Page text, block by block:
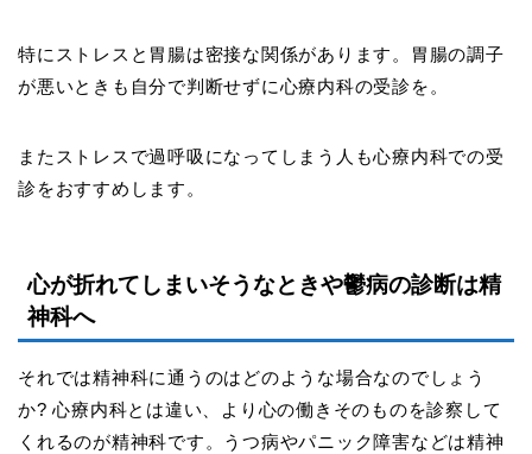
特にストレスと胃腸は密接な関係があります。胃腸の調子
が悪いときも自分で判断せずに心療内科の受診を。
またストレスで過呼吸になってしまう人も心療内科での受
診をおすすめします。
心が折れてしまいそうなときや鬱病の診断は精
神科へ
それでは精神科に通うのはどのような場合なのでしょう
か?心療内科とは違い、より心の働きそのものを診察して
くれるのが精神科です。うつ病やパニック障害などは精神